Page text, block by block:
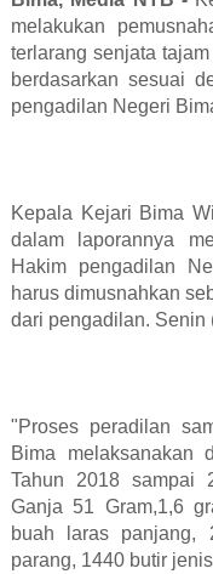
melakukan
terlarang senjata
berdasarkan sesuai
pengadilan Negeri
Kepala Kejari Bima
dalam laporannya
Hakim pengadilan
harus dimusnahkan
dari pengadilan. Senin
"Proses peradilan
Bima melaksanakan
Tahun 2018 sampai
Ganja 51 Gram,1,6
buah laras
parang, 1440 butir